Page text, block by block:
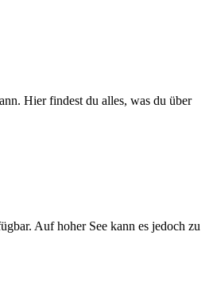
Hier findest du alles, was du über
Auf hoher See kann es jedoch zu